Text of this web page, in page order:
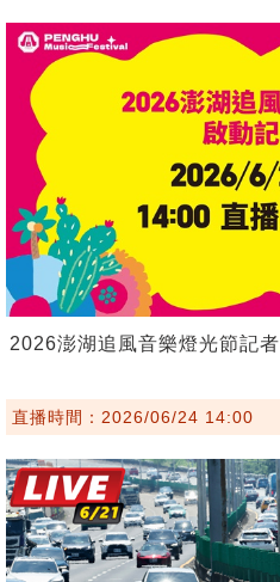
2026澎湖追風音樂燈光節記
直播時間：2026/06/24 14:00